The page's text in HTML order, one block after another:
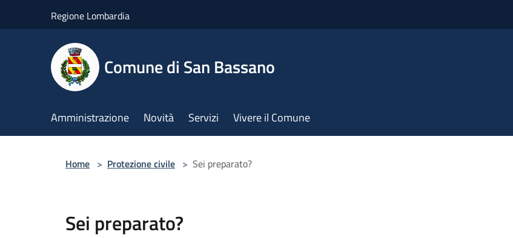
Regione Lombardia
Comune di San Bassano
Amministrazione Novità Servizi Vivere il Comune
Home > Protezione civile > Sei preparato?
Sei preparato?